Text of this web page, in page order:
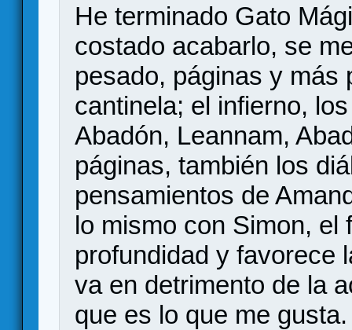
He terminado Gato
costado acabarlo, se
pesado, páginas y más
cantinela; el infierno,
Abadón, Leannam,
páginas, también los
pensamientos de
lo mismo con Simon,
profundidad y favorece
va en detrimento de la
que es lo que me gusta.